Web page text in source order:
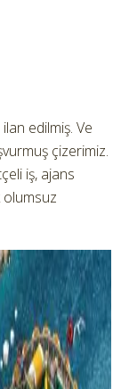
edilmiş. Ve
çizerimiz.
iş, ajans
olumsuz